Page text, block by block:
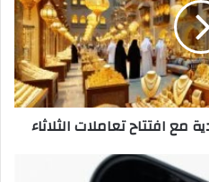
افتتاح تعاملات الثلاثاء